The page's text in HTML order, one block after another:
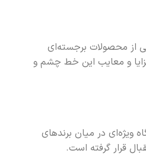
از محصولات برجسته‌ای
مزایا و معایب این خط چشم و
ویژه‌ای در میان برندهای
قرار گرفته است.